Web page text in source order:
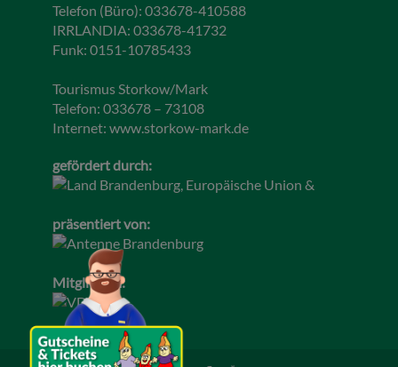
Telefon (Büro): 033678-410588
IRRLANDIA: 033678-41732
Funk: 0151-10785433
Tourismus Storkow/Mark
Telefon: 033678 – 73108
Internet: www.storkow-mark.de
gefördert durch:
präsentiert von:
Mitglied im: